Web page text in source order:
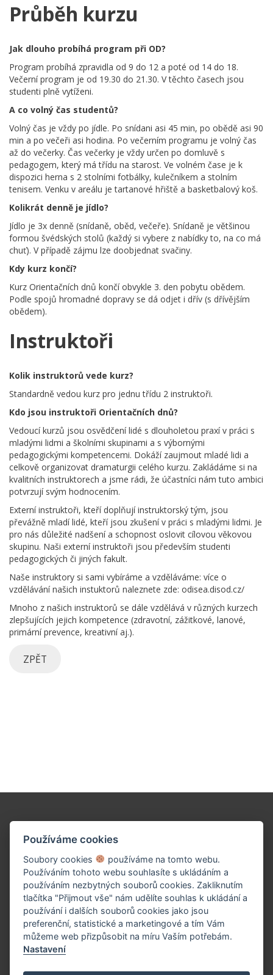
Průběh kurzu
Jak dlouho probíhá program při OD?
Program probíhá zpravidla od 9 do 12 a poté od 14 do 18.
Večerní program je od 19.30 do 21.30. V těchto časech jsou
studenti plně vytíženi.
A co volný čas studentů?
Volný čas je vždy po jídle. Po snídani asi 45 min, po obědě asi 90
min a po večeři asi hodina. Po večerním programu je volný čas
až do večerky. Čas večerky je vždy určen po domluvě s
pedagogem, který má třídu na starost. Ve volném čase je k
dispozici herna s 2 stolními fotbálky, kulečníkem a stolním
tenisem. Venku v areálu je tartanové hřiště a basketbalový koš.
Kolikrát denně je jídlo?
Jídlo je 3x denně (snídaně, oběd, večeře). Snídaně je většinou
formou švédských stolů (každý si vybere z nabídky to, na co má
chuť). V případě zájmu lze doobjednat svačiny.
Kdy kurz končí?
Kurz Orientačních dnů končí obvykle 3. den pobytu obědem.
Podle spojů hromadné dopravy se dá odjet i dřív (s dřívějším
obědem).
Instruktoři
Kolik instruktorů vede kurz?
Standardně vedou kurz pro jednu třídu 2 instruktoři.
Kdo jsou instruktoři Orientačních dnů?
Vedoucí kurzů jsou osvědčení lidé s dlouholetou praxí v práci s
mladými lidmi a školními skupinami a s výbornými
pedagogickými kompetencemi. Dokáží zaujmout mladé lidi a
celkově organizovat dramaturgii celého kurzu. Zakládáme si na
kvalitních instruktorech a jsme rádi, že účastníci nám tuto ambici
potvrzují svým hodnocením.
Externí instruktoři, kteří doplňují instruktorský tým, jsou
převážně mladí lidé, kteří jsou zkušení v práci s mladými lidmi. Je
pro nás důležité nadšení a schopnost oslovit cílovou věkovou
skupinu. Naši externí instruktoři jsou především studenti
pedagogických či jiných fakult.
Naše instruktory si sami vybíráme a vzděláváme: více o
vzdělávání našich instuktorů naleznete zde: odisea.disod.cz/
Mnoho z našich instruktorů se dále vzdělává v různých kurzech
zlepšujících jejich kompetence (zdravotní, zážitkové, lanové,
primární prevence, kreativní aj.).
ZPĚT
Podpořte naše dílo!
PŘISPĚT TEĎ
Používáme cookies
Soubory cookies
používáme na tomto webu.
Používáním tohoto webu souhlasíte s ukládáním a
používáním nezbytných souborů cookies. Zakliknutím
tlačítka "Přijmout vše" nám udělíte souhlas k ukládání a
používání i dalších souborů cookies jako jsou
preferenční, statistické a marketingové a tím Vám
můžeme web přizpůsobit na míru Vaším potřebám.
Nastavení